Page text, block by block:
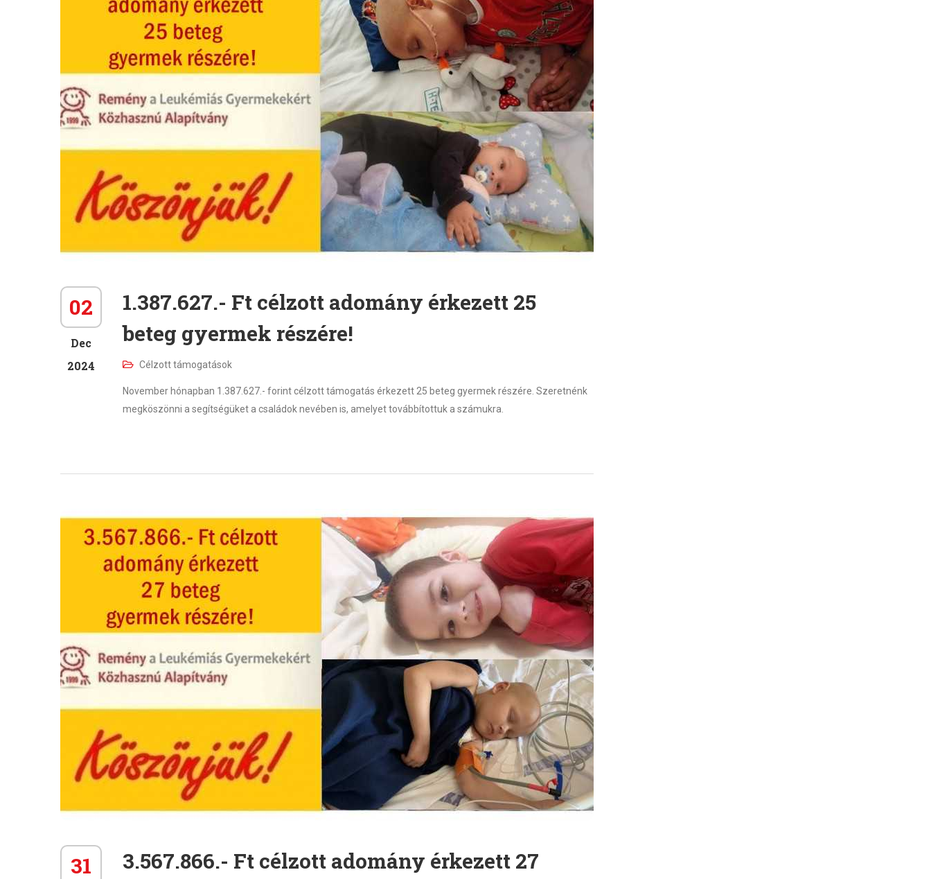
02
Dec
2024
1.387.627.- Ft célzott adomány érkezett 25
beteg gyermek részére!
Célzott támogatások
November hónapban 1.387.627.- forint célzott támogatás érkezett 25 beteg gyermek részére. Szeretnénk
megköszönni a segítségüket a családok nevében is, amelyet továbbítottuk a számukra.
31
3.567.866.- Ft célzott adomány érkezett 27